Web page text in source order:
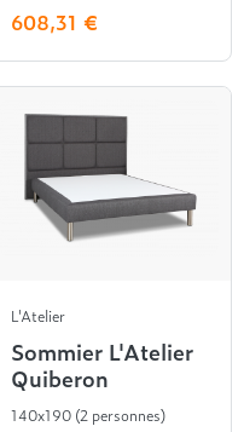
608,31 €
L'Atelier
Sommier L'Atelier
Quiberon
140x190 (2 personnes)